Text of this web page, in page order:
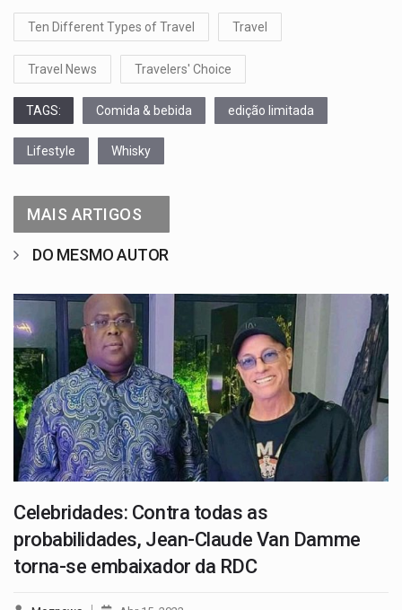
Ten Different Types of Travel Travel
Travel News Travelers' Choice
TAGS: Comida & bebida edição limitada
Lifestyle Whisky
MAIS ARTIGOS
DO MESMO AUTOR
Celebridades: Contra todas as
probabilidades, Jean-Claude Van Damme
torna-se embaixador da RDC